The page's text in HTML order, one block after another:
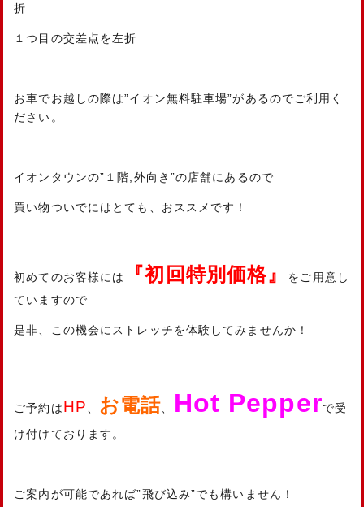
折
１つ目の交差点を左折
お車でお越しの際は”イオン無料駐車場”があるのでご利用く
ださい。
イオンタウンの”１階,外向き”の店舗にあるので
買い物ついでにはとても、おススメです！
初めてのお客様には 『初回特別価格』
をご用意し
ていますので
是非、この機会にストレッチを体験してみませんか！
ご予約はHP お電話 Hot Pepperで受
け付けております。
ご案内が可能であれば”飛び込み”でも構いません！